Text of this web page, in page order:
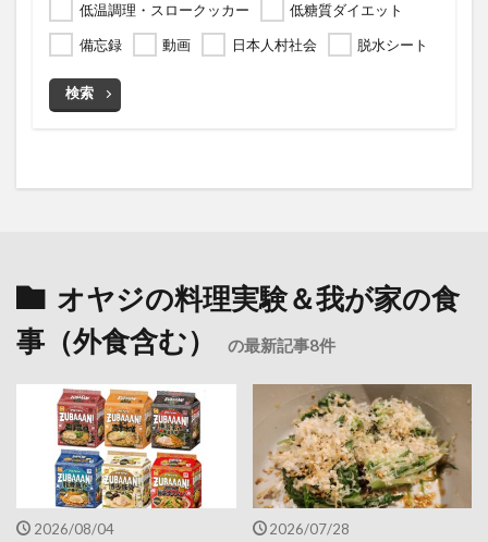
低温調理・スロークッカー
低糖質ダイエット
備忘録
動画 日本人村社会 脱水シート
検索
オヤジの料理実験＆我が家の食
事（外食含む）
の最新記事8件
2026/08/04 2026/07/28